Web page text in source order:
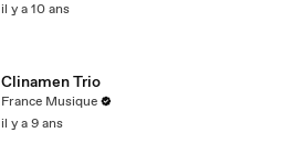
il y a 10 ans
Clinamen Trio
France Musique
il y a 9 ans